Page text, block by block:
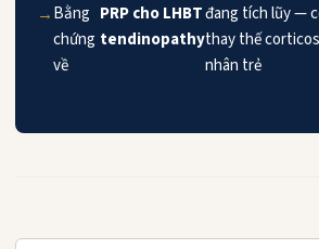
Bằng
chứng
về
PRP cho LHBT
tendinopathy
đang tích lũy —
thay thế
nhân trẻ